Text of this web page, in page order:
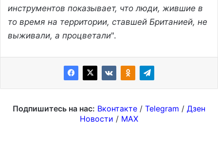
инструментов показывает, что люди, жившие в
то время на территории, ставшей Британией, не
выживали, а процветали".
Подпишитесь на нас: Вконтакте / Telegram / Дзен
Новости / MAX